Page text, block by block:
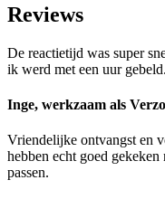
Reviews
De reactietijd was super
ik werd met een uur
Inge, werkzaam als
Vriendelijke ontvangst en
hebben echt goed
passen.